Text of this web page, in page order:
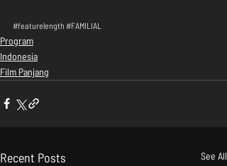
#featurelength #FAMILIAL
Program
Indonesia
Film Panjang
Recent Posts See All